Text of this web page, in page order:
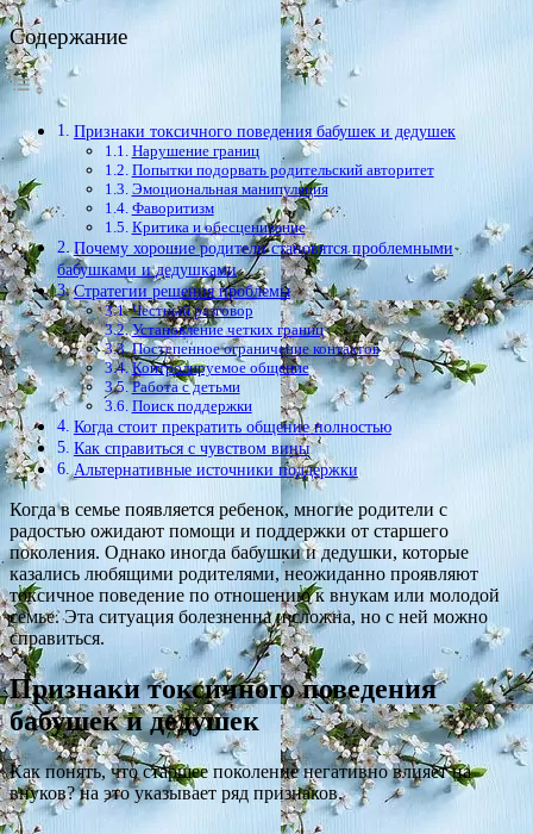
Содержание
Признаки токсичного поведения бабушек и дедушек
Нарушение границ
Попытки подорвать родительский авторитет
Эмоциональная манипуляция
Фаворитизм
Критика и обесценивание
Почему хорошие родители становятся проблемными
бабушками и дедушками
Стратегии решения проблемы
Честный разговор
Установление четких границ
Постепенное ограничение контактов
Контролируемое общение
Работа с детьми
Поиск поддержки
Когда стоит прекратить общение полностью
Как справиться с чувством вины
Альтернативные источники поддержки
Когда в семье появляется ребенок, многие родители с
радостью ожидают помощи и поддержки от старшего
поколения. Однако иногда бабушки и дедушки, которые
казались любящими родителями, неожиданно проявляют
токсичное поведение по отношению к внукам или молодой
семье. Эта ситуация болезненна и сложна, но с ней можно
справиться.
Признаки токсичного поведения
бабушек и дедушек
Как понять, что старшее поколение негативно влияет на
внуков? на это указывает ряд признаков.